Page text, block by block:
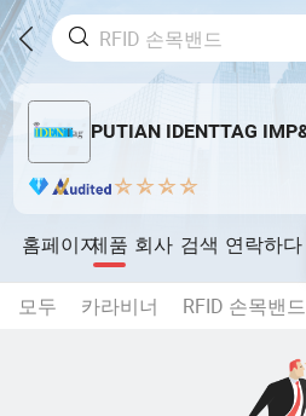
PUTIAN IDENTTAG
홈페이지제품 회사 검색 연락하다
모두 카라비너 RFID 손목밴드